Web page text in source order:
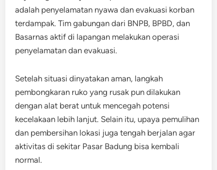
adalah penyelamatan nyawa dan evakuasi korban
terdampak. Tim gabungan dari BNPB, BPBD, dan
Basarnas aktif di lapangan melakukan operasi
penyelamatan dan evakuasi.
Setelah situasi dinyatakan aman, langkah
pembongkaran ruko yang rusak pun dilakukan
dengan alat berat untuk mencegah potensi
kecelakaan lebih lanjut. Selain itu, upaya pemulihan
dan pembersihan lokasi juga tengah berjalan agar
aktivitas di sekitar Pasar Badung bisa kembali
normal.